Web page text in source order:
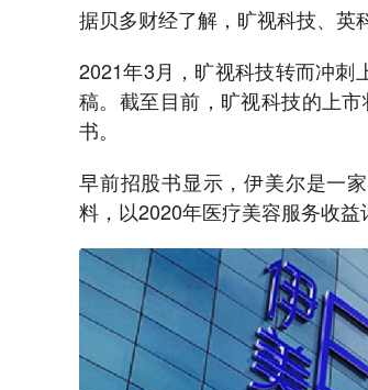
据贝多财经了解，旷视科技、英
2021年3月，旷视科技转而冲刺
稿。截至目前，旷视科技的上
书。
早前招股书显示，伊美尔是一
料，以2020年医疗美容服务收益